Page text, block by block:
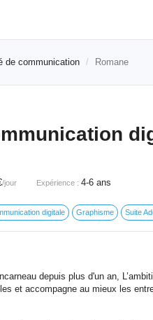
de communication Romane
/jour Expérience : 4-6 ans
digitale Graphisme Suite
depuis plus d'un an,
et accompagne au mieux les